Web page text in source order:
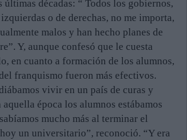
últimas décadas: “ Todos los gobiernos,
o de derechas, no me importa,
malos y han hecho planes de
Y, aunque confesó que le cuesta
en cuanto a formación de los alumnos,
franquismo fueron más efectivos.
vivir en un país de curas y
época los alumnos estábamos
mucho más al terminar el
un universitario”, reconoció. “Y era